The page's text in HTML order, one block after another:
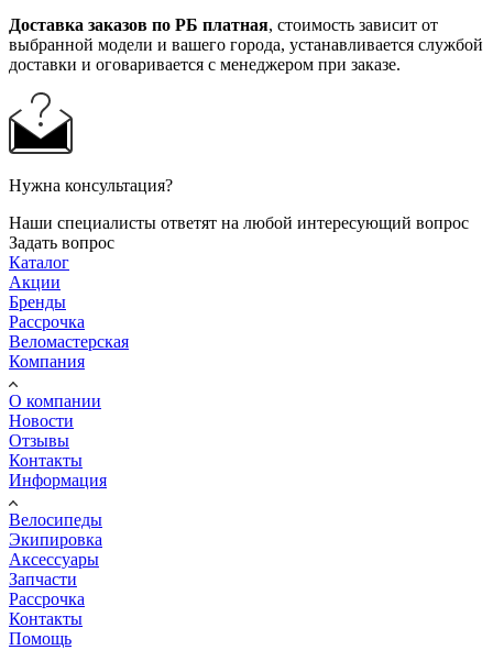
Доставка заказов по РБ платная, стоимость зависит от
выбранной модели и вашего города, устанавливается службой
доставки и оговаривается с менеджером при заказе.
Нужна консультация?
Наши специалисты ответят на любой интересующий вопрос
Задать вопрос
Каталог
Акции
Бренды
Рассрочка
Веломастерская
Компания
О компании
Новости
Отзывы
Контакты
Информация
Велосипеды
Экипировка
Аксессуары
Запчасти
Рассрочка
Контакты
Помощь